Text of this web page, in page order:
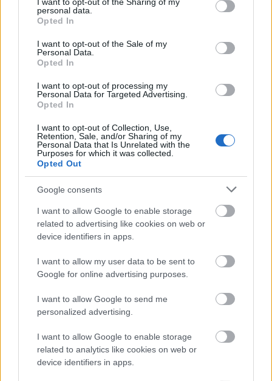
grant or deny consent to Google and its third-party tags to
use your data for below specified purposes in below Google
consent section.
personal data.
Opted In
I want to opt-out of the Sale of my
Personal Data.
Opted In
I want to opt-out of processing my
Personal Data for Targeted Advertising.
Opted In
I want to opt-out of Collection, Use,
Retention, Sale, and/or Sharing of my
Personal Data that Is Unrelated with the
Purposes for which it was collected.
Opted Out
Google consents
I want to allow Google to enable storage
related to advertising like cookies on web or
device identifiers in apps.
I want to allow my user data to be sent to
Google for online advertising purposes.
I want to allow Google to send me
personalized advertising.
I want to allow Google to enable storage
related to analytics like cookies on web or
device identifiers in apps.
mélyebb tanulmányozásra is ösztönzött. Az egyik a
Gameboy, a másik a
gondolom, hogy ha minden nap nem is lesz időm
hosszú órákat tölteni azzal, hogy egy témát
behatóbban is megismerjek, de törekedni fogok
arra, hogy legyenek hasonló napok is az
elkövetkezendő hónapok során. Próbálok minél
többet tanulni ebből a projektből.
A mostani hetet Bokros "Hipra" György vitte,remek
munkákkal. Jövő héten pedig Udvardi Ramóna fog
minden nap tervezni. Róla azt kell tudni, hogy nem
csak nagyszerű grafikus, de tanult tipográfus is.
Úgyhogy én például nagyon várom, hogy vajon
milyen tervekkel vezeti fel az első hetét.
A blog neveDesign365
update
Közben kikerült a Gambeoy template-em
SketchAppSources-ra. Remélem, hogy hosszú
utóélete lesz :)